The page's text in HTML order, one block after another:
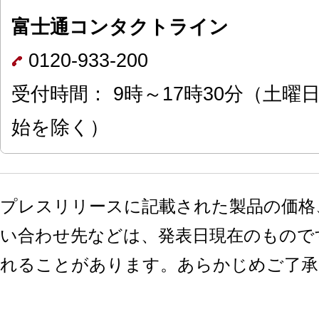
富士通コンタクトライン
0120-933-200
受付時間： 9時～17時30分（土曜
始を除く）
プレスリリースに記載された製品の価
い合わせ先などは、発表日現在のもの
れることがあります。あらかじめご了